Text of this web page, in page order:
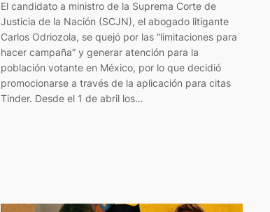
El candidato a ministro de la Suprema Corte de
Justicia de la Nación (SCJN), el abogado litigante
Carlos Odriozola, se quejó por las “limitaciones para
hacer campaña” y generar atención para la
población votante en México, por lo que decidió
promocionarse a través de la aplicación para citas
Tinder. Desde el 1 de abril los…